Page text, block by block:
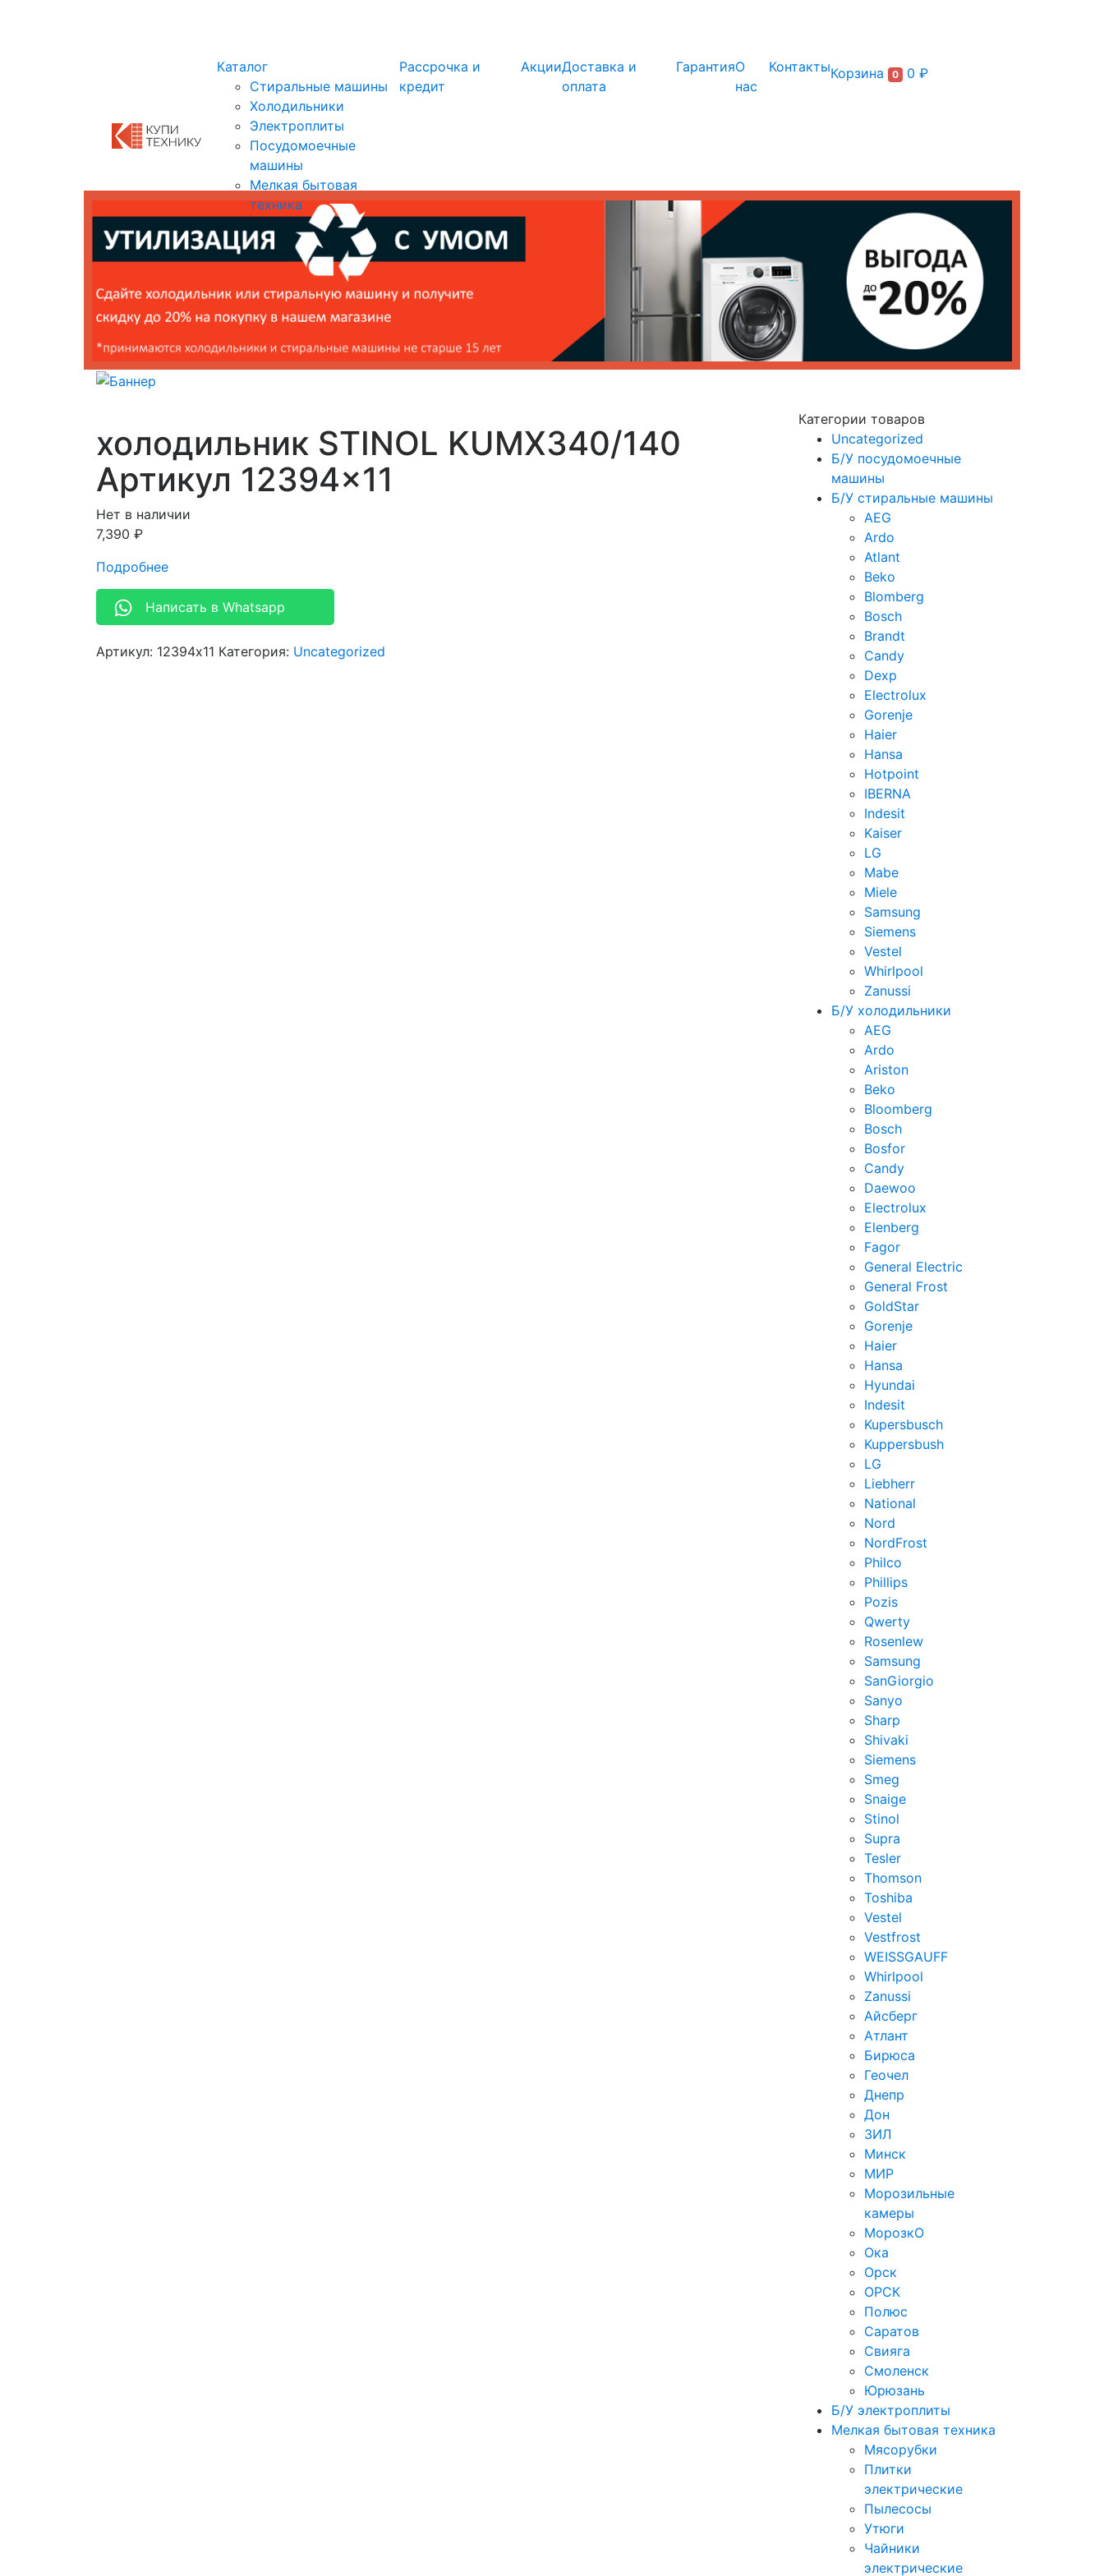
Каталог
Стиральные машины
Холодильники
Электроплиты
Посудомоечные
машины
Мелкая бытовая
техника
Рассрочка и
кредит
АкцииДоставка и
оплата
ГарантияО
нас
КонтактыКорзина 0 0 ₽
холодильник STINOL KUMX340/140
Артикул 12394×11
Нет в наличии
7,390 ₽
Подробнее
Написать в Whatsapp
Артикул: 12394x11 Категория: Uncategorized
Категории товаров
Uncategorized
Б/У посудомоечные
машины
Б/У стиральные машины
AEG
Ardo
Atlant
Beko
Blomberg
Bosch
Brandt
Candy
Dexp
Electrolux
Gorenje
Haier
Hansa
Hotpoint
IBERNA
Indesit
Kaiser
LG
Mabe
Miele
Samsung
Siemens
Vestel
Whirlpool
Zanussi
Б/У холодильники
AEG
Ardo
Ariston
Beko
Bloomberg
Bosch
Bosfor
Candy
Daewoo
Electrolux
Elenberg
Fagor
General Electric
General Frost
GoldStar
Gorenje
Haier
Hansa
Hyundai
Indesit
Kupersbusch
Kuppersbush
LG
Liebherr
National
Nord
NordFrost
Philco
Phillips
Pozis
Qwerty
Rosenlew
Samsung
SanGiorgio
Sanyo
Sharp
Shivaki
Siemens
Smeg
Snaige
Stinol
Supra
Tesler
Thomson
Toshiba
Vestel
Vestfrost
WEISSGAUFF
Whirlpool
Zanussi
Айсберг
Атлант
Бирюса
Геочел
Днепр
Дон
ЗИЛ
Минск
МИР
Морозильные
камеры
МорозкО
Ока
Орск
ОРСК
Полюс
Саратов
Свияга
Смоленск
Юрюзань
Б/У электроплиты
Мелкая бытовая техника
Мясорубки
Плитки
электрические
Пылесосы
Утюги
Чайники
электрические